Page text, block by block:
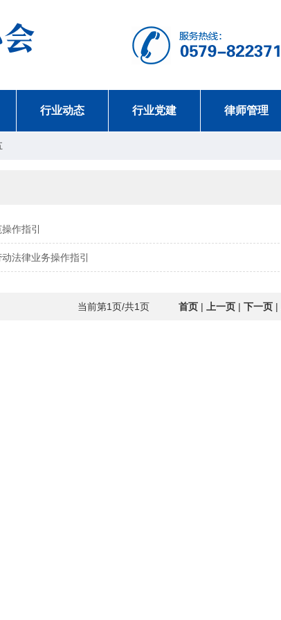
行业动态 行业党建 律师管理
作指引
法律业务操作指引
当前第1页/共1页 首页| 上一页| 下一页|